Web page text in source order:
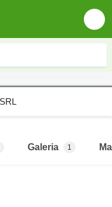
Galeria 1